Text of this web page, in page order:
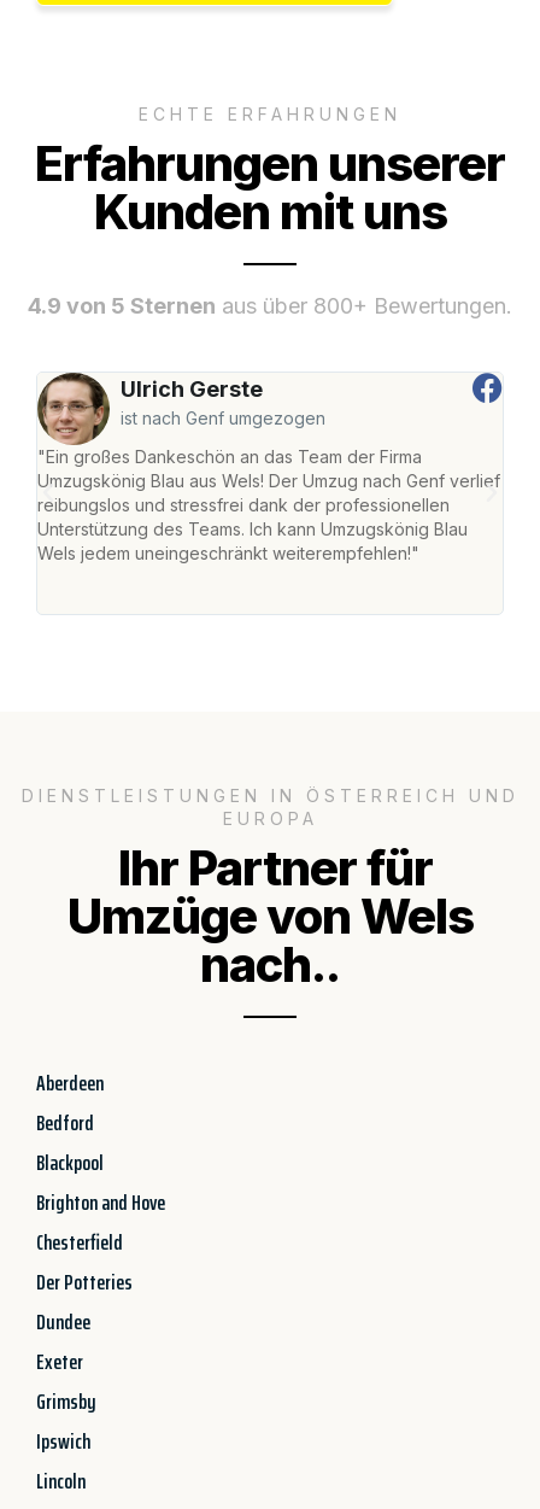
ECHTE ERFAHRUNGEN
Erfahrungen unserer
Kunden mit uns
4.9 von 5 Sternen aus über 800+ Bewertungen.
Ulrich Gerste
ist nach Genf umgezogen
"Ein großes Dankeschön an das Team der Firma
Umzugskönig Blau aus Wels! Der Umzug nach Genf verlief
reibungslos und stressfrei dank der professionellen
Unterstützung des Teams. Ich kann Umzugskönig Blau
Wels jedem uneingeschränkt weiterempfehlen!"
DIENSTLEISTUNGEN IN ÖSTERREICH UND
EUROPA
Ihr Partner für
Umzüge von Wels
nach..
Aberdeen
Bedford
Blackpool
Brighton and Hove
Chesterfield
Der Potteries
Dundee
Exeter
Grimsby
Ipswich
Lincoln